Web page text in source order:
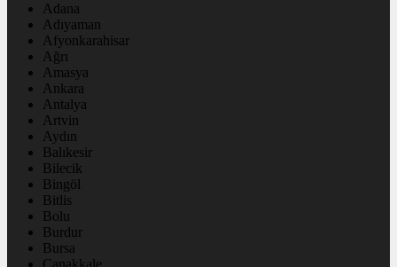
Adana
Adıyaman
Afyonkarahisar
Ağrı
Amasya
Ankara
Antalya
Artvin
Aydın
Balıkesir
Bilecik
Bingöl
Bitlis
Bolu
Burdur
Bursa
Çanakkale